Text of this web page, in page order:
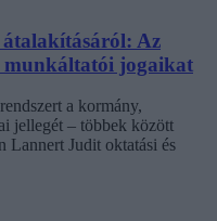
Az
munkáltatói jogaikat
a kormány,
jellegét – többek között
Lannert Judit oktatási és